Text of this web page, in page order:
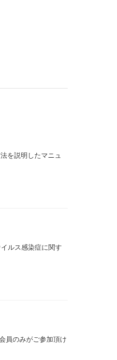
を説明したマニュ
ルス感染症に関す
員のみがご参加頂け